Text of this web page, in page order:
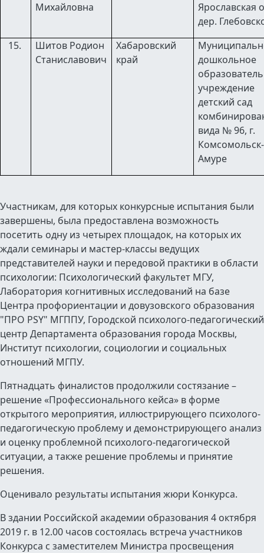
Михайловна
Ярославская
дер.
Шитов Родион
Станиславович
Хабаровский
край
дошкольное
учреждение
детский сад
вида № 96, г.
Амуре
Участникам, для которых конкурсные испытания были
завершены, была предоставлена возможность
посетить одну из четырех площадок, на которых их
ждали семинары и мастер-классы ведущих
представителей науки и передовой практики в области
психологии: Психологический факультет МГУ,
Лаборатория когнитивных исследований на базе
Центра профориентации и довузовского образования
"ПРО PSY" МГППУ, Городской психолого-педагогический
центр Департамента образования города Москвы,
Институт психологии, социологии и социальных
отношений МГПУ.
Пятнадцать финалистов продолжили состязание –
решение «Профессионального кейса» в форме
открытого мероприятия, иллюстрирующего психолого-
педагогическую проблему и демонстрирующего анализ
и оценку проблемной психолого-педагогической
ситуации, а также решение проблемы и принятие
решения.
Оценивало результаты испытания жюри Конкурса.
В здании Российской академии образования 4 октября
2019 г. в 12.00 часов состоялась встреча участников
Конкурса с заместителем Министра просвещения